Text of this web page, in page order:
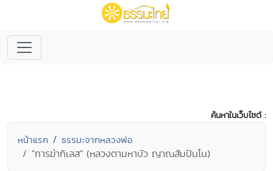
ค้นหาในเว็บไซต์ :
หน้าแรก ธรรมะจากหลวงพ่อ
"การฆ่ากิเลส" (หลวงตามหาบัว ญาณสัมปันโน)